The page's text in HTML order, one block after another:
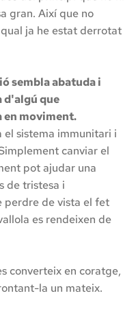
gran. Així que no
ja he estat derrotat
sembla abatuda i
d'algú que
sistema immunitari i
canviar el
pot ajudar una
de tristesa i
perdre de vista el fet
es rendeixen de
converteix en coratge,
la un mateix.